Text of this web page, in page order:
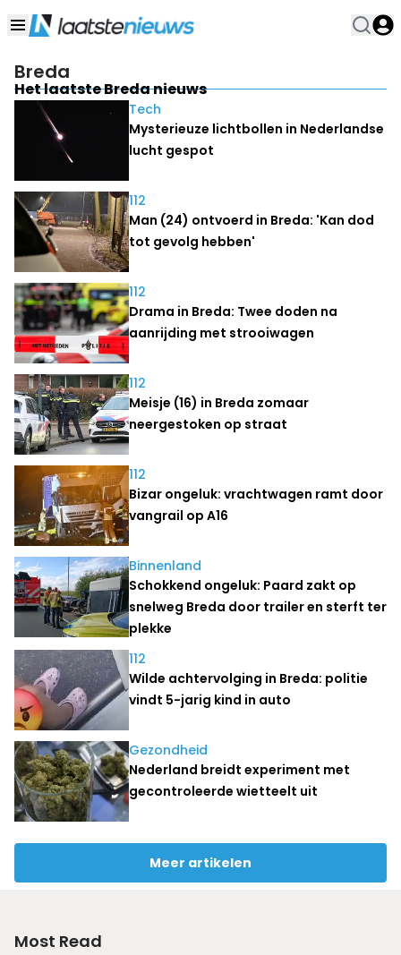
Breda
Het laatste Breda nieuws
Tech
Mysterieuze lichtbollen in Nederlandse
lucht gespot
112
Man (24) ontvoerd in Breda: 'Kan dod
tot gevolg hebben'
112
Drama in Breda: Twee doden na
aanrijding met strooiwagen
112
Meisje (16) in Breda zomaar
neergestoken op straat
112
Bizar ongeluk: vrachtwagen ramt door
vangrail op A16
Binnenland
Schokkend ongeluk: Paard zakt op
snelweg Breda door trailer en sterft ter
plekke
112
Wilde achtervolging in Breda: politie
vindt 5-jarig kind in auto
Gezondheid
Nederland breidt experiment met
gecontroleerde wietteelt uit
Meer artikelen
Most Read